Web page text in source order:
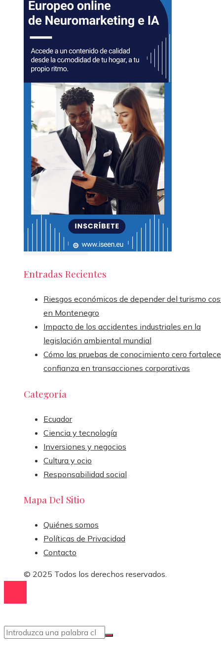
Entradas Recientes
Riesgos económicos de depender del turismo
en Montenegro
Impacto de los accidentes industriales en la
legislación ambiental mundial
Cómo las pruebas de conocimiento cero
confianza en transacciones corporativas
Categoría
Ecuador
Ciencia y tecnología
Inversiones y negocios
Cultura y ocio
Responsabilidad social
Mapa Del Sitio
Quiénes somos
Políticas de Privacidad
Contacto
© 2025 Todos los derechos reservados.